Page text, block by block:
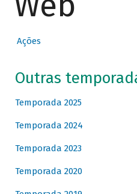
Ações
Outras
Temporada 2025
Temporada 2024
Temporada 2023
Temporada 2020